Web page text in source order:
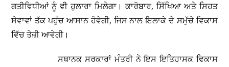
ਗਤੀਵਿਧੀਆਂ ਨੂੰ ਵੀ ਹੁਲਾਰਾ ਮਿਲੇਗਾ। ਕਾਰੋਬਾਰ, ਸਿੱਖਿਆ ਅਤੇ ਸਿਹਤ
ਸੇਵਾਵਾਂ ਤੱਕ ਪਹੁੰਚ ਆਸਾਨ ਹੋਵੇਗੀ, ਜਿਸ ਨਾਲ ਇਲਾਕੇ ਦੇ ਸਮੁੱਚੇ ਵਿਕਾਸ
ਵਿੱਚ ਤੇਜ਼ੀ ਆਵੇਗੀ।
ਸਥਾਨਕ ਸਰਕਾਰਾਂ ਮੰਤਰੀ ਨੇ ਇਸ ਇਤਿਹਾਸਕ ਵਿਕਾਸ